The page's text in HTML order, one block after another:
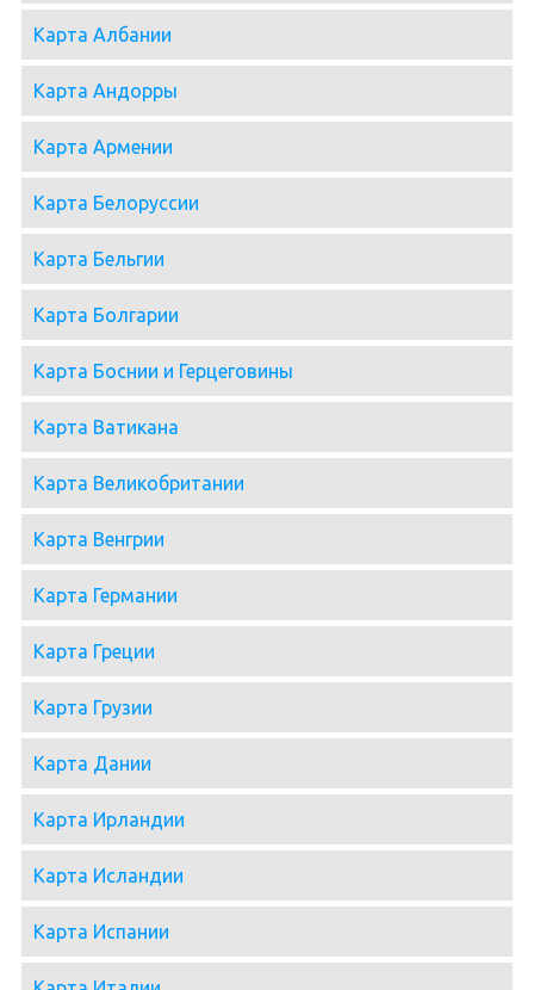
Карта Албании
Карта Андорры
Карта Армении
Карта Белоруссии
Карта Бельгии
Карта Болгарии
Карта Боснии и Герцеговины
Карта Ватикана
Карта Великобритании
Карта Венгрии
Карта Германии
Карта Греции
Карта Грузии
Карта Дании
Карта Ирландии
Карта Исландии
Карта Испании